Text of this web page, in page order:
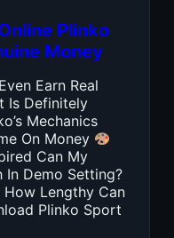
Plinko
Money
Earn Real
Is Definitely
Mechanics
On Money
Can My
In Demo Setting?
How Lengthy Can
Plinko Sport